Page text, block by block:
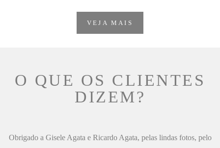
VEJA MAIS
O QUE OS CLIENTES
DIZEM?
Obrigado a Gisele Agata e Ricardo Agata, pelas lindas fotos, pelo